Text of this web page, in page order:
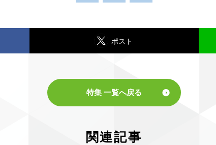
ポスト
特集 一覧へ戻る
関連記事